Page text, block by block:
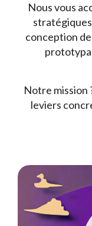
Nous vous
conception
Notre mission
leviers